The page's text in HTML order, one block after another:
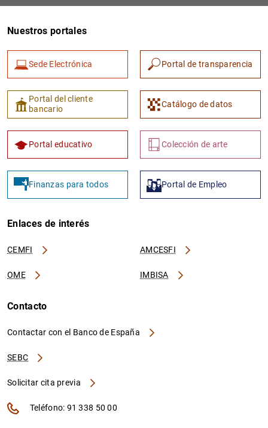
Nuestros portales
Sede Electrónica Portal de transparencia
Portal del cliente
bancario
Catálogo de datos
Portal educativo Colección de arte
Finanzas para todos Portal de Empleo
Enlaces de interés
CEMFI AMCESFI
OME IMBISA
Contacto
Contactar con el Banco de España
SEBC
Solicitar cita previa
Teléfono: 91 338 50 00